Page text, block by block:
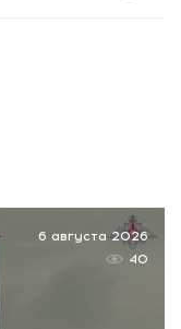
6 августа 2026
40